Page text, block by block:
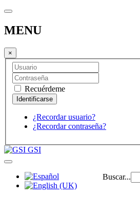
MENU
×
Recuérdeme
¿Recordar usuario?
¿Recordar contraseña?
GSI
Buscar...